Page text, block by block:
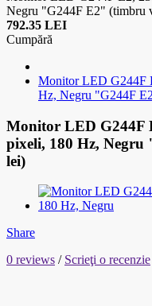
Negru "G244F E2" (timbru
792.35 LEI
Cumpără
Monitor LED G244F
Hz, Negru "G244F
Monitor LED G244F
pixeli, 180 Hz,
lei)
Share
0 reviews / Scrieţi o recenzie